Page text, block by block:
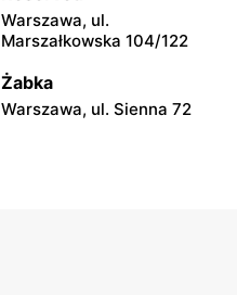
Lewiatan
Warszawa, ul. Wrzeciono
Lewiatan
Warszawa, ul.
Marszałkowska 104/122
Żabka
Warszawa, ul. Sienna 72